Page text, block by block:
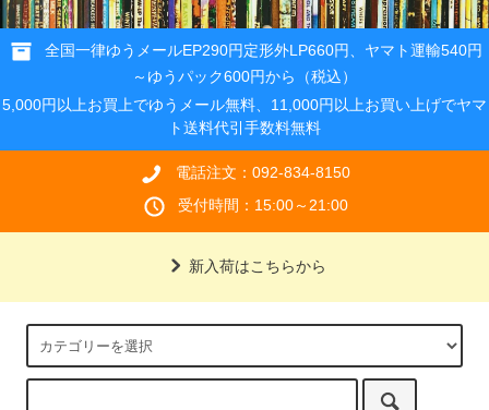
全国一律ゆうメールEP290円定形外LP660円、ヤマト運輸540円
～ゆうパック600円から（税込）
5,000円以上お買上でゆうメール無料、11,000円以上お買い上げでヤマ
ト送料代引手数料無料
電話注文：092-834-8150
受付時間：15:00～21:00
新入荷はこちらから